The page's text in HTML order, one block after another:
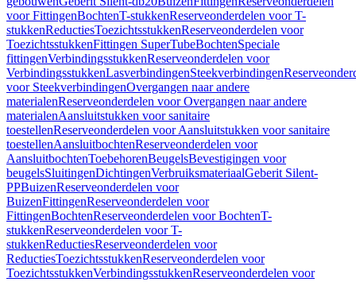
voor FittingenBochtenT-stukkenReserveonderdelen voor T-
stukkenReductiesToezichtsstukkenReserveonderdelen voor
ToezichtsstukkenFittingen SuperTubeBochtenSpeciale
fittingenVerbindingsstukkenReserveonderdelen voor
VerbindingsstukkenLasverbindingenSteekverbindingen
voor SteekverbindingenOvergangen naar andere
materialenReserveonderdelen voor Overgangen naar andere
materialenAansluitstukken voor sanitaire
toestellenReserveonderdelen voor Aansluitstukken voor sanitaire
toestellenAansluitbochtenReserveonderdelen voor
AansluitbochtenToebehorenBeugelsBevestigingen voor
beugelsSluitingenDichtingenVerbruiksmateriaalGeberit Silent-
PPBuizenReserveonderdelen voor
BuizenFittingenReserveonderdelen voor
FittingenBochtenReserveonderdelen voor BochtenT-
stukkenReserveonderdelen voor T-
stukkenReductiesReserveonderdelen voor
ReductiesToezichtsstukkenReserveonderdelen voor
ToezichtsstukkenVerbindingsstukkenReserveonderdelen voor